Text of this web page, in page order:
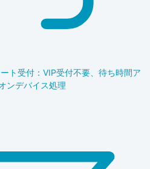
ト受付：VIP受付不要、待ち時間ア
ンデバイス処理